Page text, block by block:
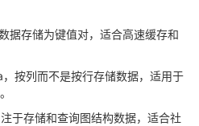
据存储为键值对，适合高速缓存和
按列而不是按行存储数据，适用于
于存储和查询图结构数据，适合社